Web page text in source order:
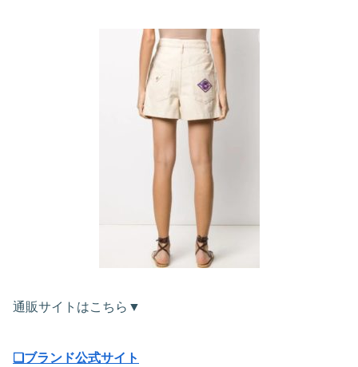
通販サイトはこちら▼
❏ブランド公式サイト